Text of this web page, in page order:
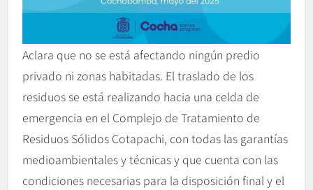
Aclara que no se está afectando ningún predio
privado ni zonas habitadas. El traslado de los
residuos se está realizando hacia una celda de
emergencia en el Complejo de Tratamiento de
Residuos Sólidos Cotapachi, con todas las garantías
medioambientales y técnicas y que cuenta con las
condiciones necesarias para la disposición final y el